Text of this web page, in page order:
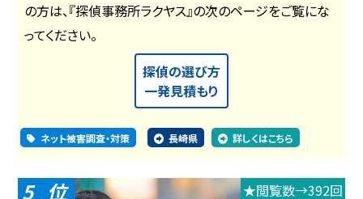
の方は、『探偵事務所ラクヤス』の次のページをご覧にな
ってください。
探偵の選び方
一発見積もり
ネット被害調査・対策 長崎県 詳しくはこちら
5 ★閲覧数→392回